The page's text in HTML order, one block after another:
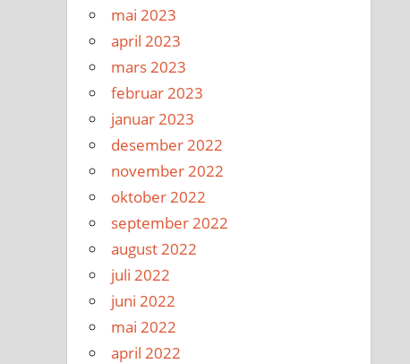
mai 2023
april 2023
mars 2023
februar 2023
januar 2023
desember 2022
november 2022
oktober 2022
september 2022
august 2022
juli 2022
juni 2022
mai 2022
april 2022